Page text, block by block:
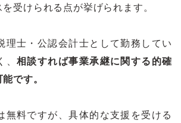
受けられる点が挙げられます。
理士・公認会計士として勤務してい
、 相談すれば事業承継に関する的確
です。
無料ですが、具体的な支援を受ける